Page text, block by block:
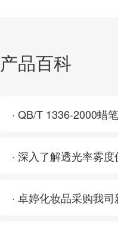
产品百科
· QB/T 1336-2000蜡
· 深入了解透光率雾
· 卓婷化妆品采购我